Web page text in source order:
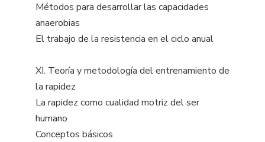
Métodos para desarrollar las capacidades
anaerobias
El trabajo de la resistencia en el ciclo anual
XI. Teoría y metodología del entrenamiento de
la rapidez
La rapidez como cualidad motriz del ser
humano
Conceptos básicos